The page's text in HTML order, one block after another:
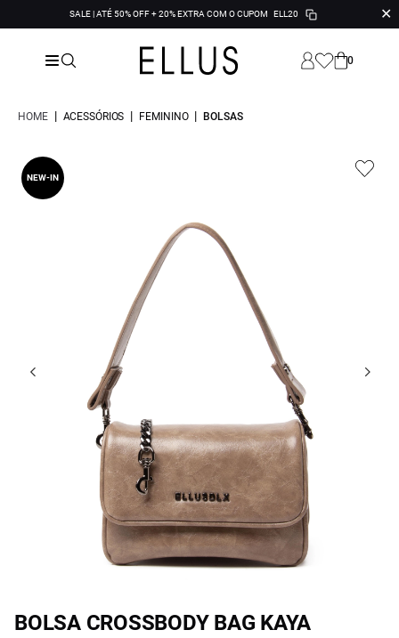
SALE | ATÉ 50% OFF + 20% EXTRA COM O CUPOM ELL20 ✕
0
HOME | ACESSÓRIOS | FEMININO | BOLSAS
NEW-IN
BOLSA CROSSBODY BAG KAYA